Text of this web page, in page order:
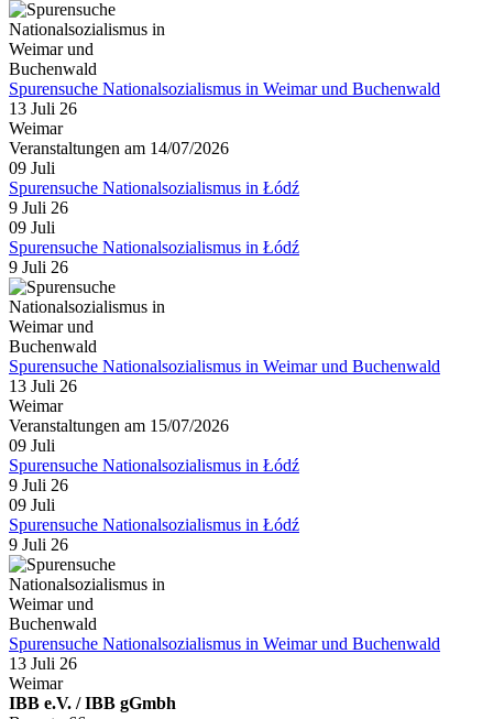
Spurensuche Nationalsozialismus in Weimar und Buchenwald
13 Juli 26
Weimar
Veranstaltungen am 14/07/2026
09 Juli
Spurensuche Nationalsozialismus in Łódź
9 Juli 26
09 Juli
Spurensuche Nationalsozialismus in Łódź
9 Juli 26
Spurensuche Nationalsozialismus in Weimar und Buchenwald
13 Juli 26
Weimar
Veranstaltungen am 15/07/2026
09 Juli
Spurensuche Nationalsozialismus in Łódź
9 Juli 26
09 Juli
Spurensuche Nationalsozialismus in Łódź
9 Juli 26
Spurensuche Nationalsozialismus in Weimar und Buchenwald
13 Juli 26
Weimar
IBB e.V. / IBB gGmbh